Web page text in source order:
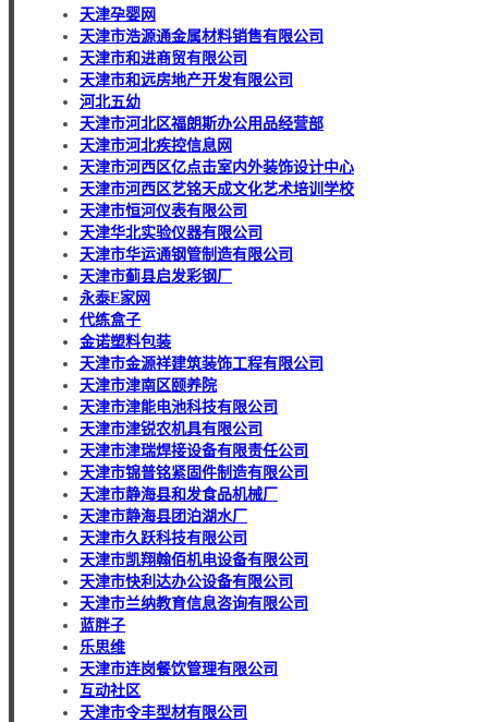
天津孕婴网
天津市浩源通金属材料销售有限公司
天津市和进商贸有限公司
天津市和远房地产开发有限公司
河北五幼
天津市河北区福朗斯办公用品经营部
天津市河北疾控信息网
天津市河西区亿点击室内外装饰设计中心
天津市河西区艺铭天成文化艺术培训学校
天津市恒河仪表有限公司
天津华北实验仪器有限公司
天津市华运通钢管制造有限公司
天津市蓟县启发彩钢厂
永泰E家网
代练盒子
金诺塑料包装
天津市金源祥建筑装饰工程有限公司
天津市津南区颐养院
天津市津能电池科技有限公司
天津市津锐农机具有限公司
天津市津瑞焊接设备有限责任公司
天津市锦普铭紧固件制造有限公司
天津市静海县和发食品机械厂
天津市静海县团泊湖水厂
天津市久跃科技有限公司
天津市凯翔翰佰机电设备有限公司
天津市快利达办公设备有限公司
天津市兰纳教育信息咨询有限公司
蓝胖子
乐思维
天津市连岗餐饮管理有限公司
互动社区
天津市令丰型材有限公司